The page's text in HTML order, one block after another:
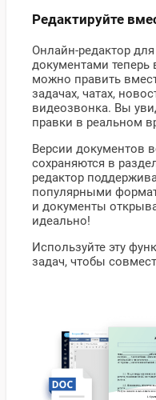
Редактируйте
Онлайн-редактор
документами теперь
можно править
задачах, чатах,
видеозвонка. Вы
правки в реальном
Версии документов
сохраняются в
редактор
популярными
и документы
идеально!
Используйте эту
задач, чтобы